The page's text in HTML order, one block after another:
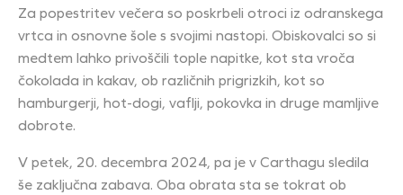
Za popestritev večera so poskrbeli otroci iz odranskega
vrtca in osnovne šole s svojimi nastopi. Obiskovalci so si
medtem lahko privoščili tople napitke, kot sta vroča
čokolada in kakav, ob različnih prigrizkih, kot so
hamburgerji, hot-dogi, vaflji, pokovka in druge mamljive
dobrote.
V petek, 20. decembra 2024, pa je v Carthagu sledila
še zaključna zabava. Oba obrata sta se tokrat ob